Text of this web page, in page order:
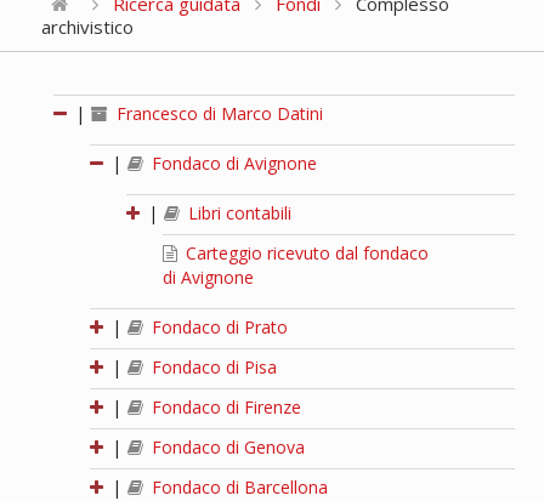
archivistico
| Francesco di Marco Datini
| Fondaco di Avignone
|
Libri contabili
Carteggio ricevuto dal fondaco
di Avignone
|
Fondaco di Prato
|
Fondaco di Pisa
|
Fondaco di Firenze
|
Fondaco di Genova
|
Fondaco di Barcellona